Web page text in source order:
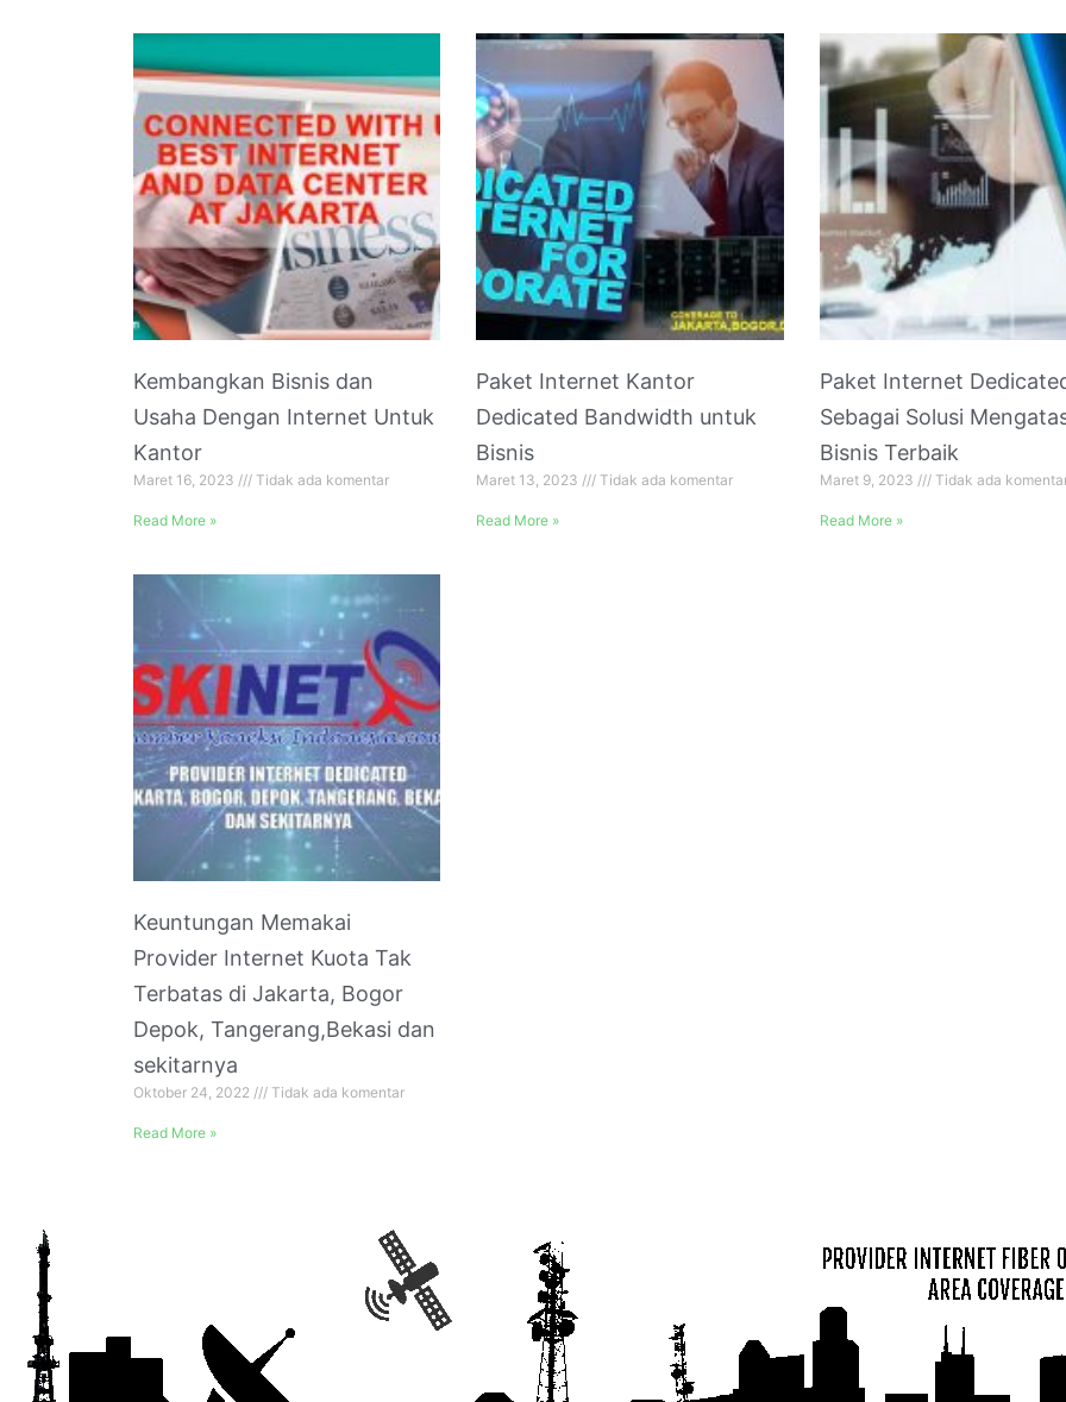
Kembangkan Bisnis dan
Usaha Dengan Internet Untuk
Kantor
Maret 16, 2023 Tidak ada komentar
Read More »
Paket Internet Kantor
Dedicated Bandwidth untuk
Bisnis
Maret 13, 2023 Tidak ada komentar
Read More »
Paket Internet
Sebagai Solusi
Bisnis Terbaik
Maret 9, 2023 Tidak ada
Read More »
Keuntungan Memakai
Provider Internet Kuota Tak
Terbatas di Jakarta, Bogor
Depok, Tangerang,Bekasi dan
sekitarnya
Oktober 24, 2022 Tidak ada komentar
Read More »